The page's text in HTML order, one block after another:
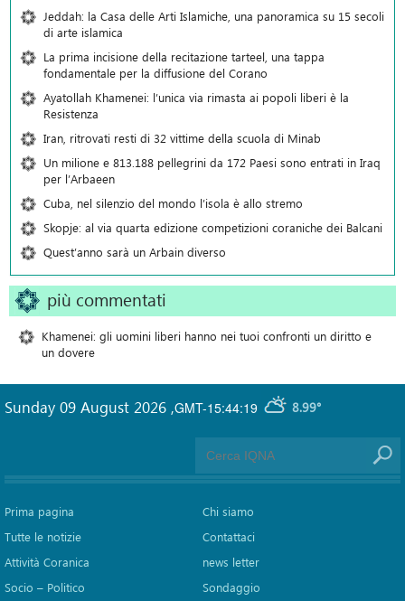
Jeddah: la Casa delle Arti Islamiche, una panoramica su 15 secoli
di arte islamica
La prima incisione della recitazione tarteel, una tappa
fondamentale per la diffusione del Corano
Ayatollah Khamenei: l’unica via rimasta ai popoli liberi è la
Resistenza
Iran, ritrovati resti di 32 vittime della scuola di Minab
Un milione e 813.188 pellegrini da 172 Paesi sono entrati in Iraq
per l’Arbaeen
Cuba, nel silenzio del mondo l’isola è allo stremo
Skopje: al via quarta edizione competizioni coraniche dei Balcani
Quest’anno sarà un Arbain diverso
più commentati
Khamenei: gli uomini liberi hanno nei tuoi confronti un diritto e
un dovere
GMT-15:44:19 8.99°
Sunday 09 August 2026 ,
Prima pagina
Tutte le notizie
Attività Coranica
Socio – Politico
Chi siamo
Contattaci
news letter
Sondaggio